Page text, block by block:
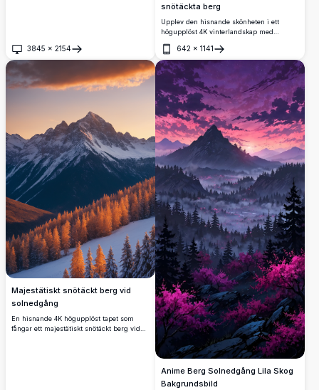
3845 × 2154
Öppna
snötäckta berg
Upplev den hisnande skönheten i ett
högupplöst 4K vinterlandskap med
lugn stig under en livlig lila
solnedgångshimmel. Denna högkvalitativa
bild fångar lugnet i en snötäckt dal med
detaljerade texturer och livfulla färger,
perfekt för naturälskare och
tapetentusiaster. Denna fantastiska visuella
uppvisning visar essensen av
vinterlandskap i ultrahög upplösning, ett
måste för dem som söker premium
landskapsfotografi.
642 × 1141
Öppna
Majestätiskt snötäckt berg vid
solnedgång
En hisnande 4K högupplöst tapet som
fångar ett majestätiskt snötäckt berg vid
Anime Berg Solnedgång Lila Skog
Bakgrundsbild